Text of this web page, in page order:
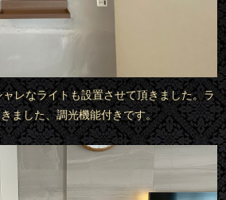
レなライトも設置させて頂きました。ラ
ました、調光機能付きです。